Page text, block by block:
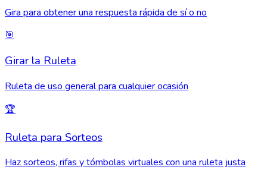
Gira para obtener una respuesta rápida de sí o no
🎯
Girar la Ruleta
Ruleta de uso general para cualquier ocasión
🏆
Ruleta para Sorteos
Haz sorteos, rifas y tómbolas virtuales con una ruleta justa